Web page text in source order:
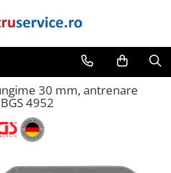
30 mm, antrenare
4952